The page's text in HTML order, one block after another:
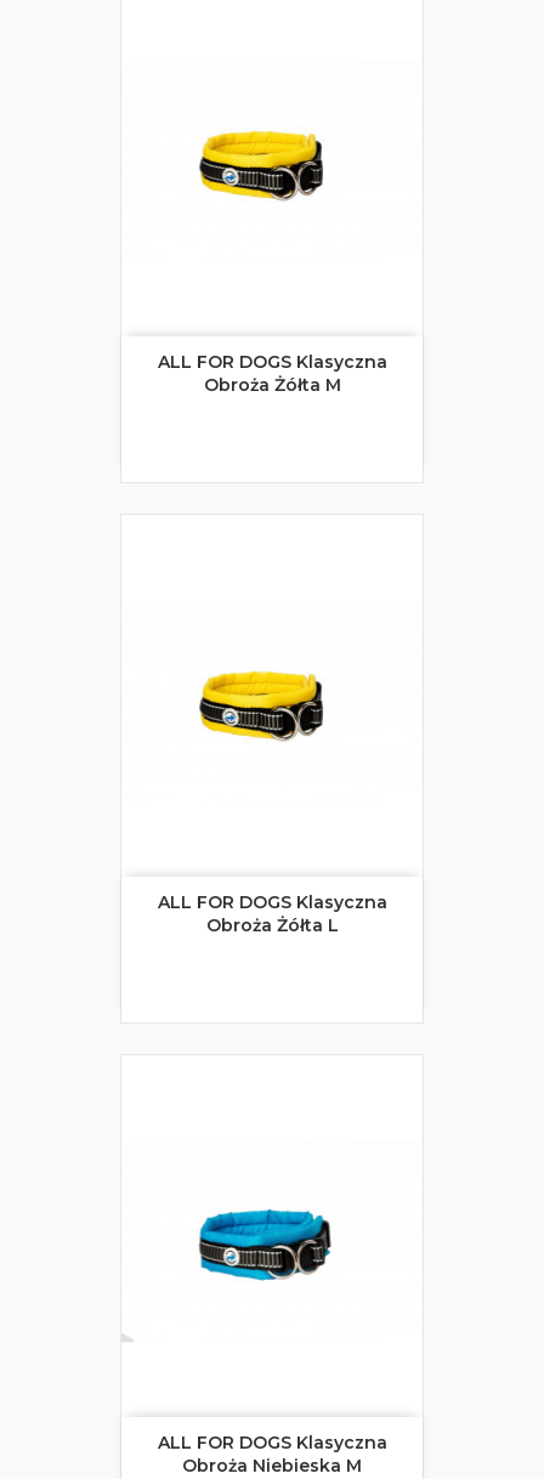
ALL FOR DOGS Klasyczna
Obroża Żółta M
ALL FOR DOGS Klasyczna
Obroża Żółta L
ALL FOR DOGS Klasyczna
Obroża Niebieska M